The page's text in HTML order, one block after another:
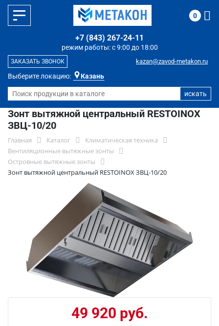
Выберите локацию: Казань
режим работы: с 9:00 до 18:00
+7 (843) 267-24-11
kazan@zavod-metakon.ru
ЗАКАЗАТЬ ЗВОНОК
0
Зонт вытяжной центральный RESTOINOX
ЗВЦ-10/20
Главная Каталог
Климатическая техника
Вентиляционные вытяжные зонты
Островные вытяжные зонты
Зонт вытяжной центральный RESTOINOX ЗВЦ-10/20
49 920 руб.